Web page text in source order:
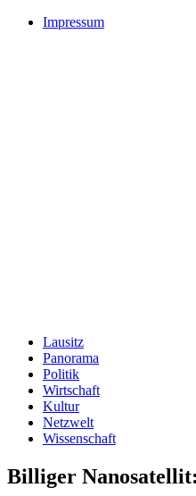
Impressum
Lausitz
Panorama
Politik
Wirtschaft
Kultur
Netzwelt
Wissenschaft
Billiger